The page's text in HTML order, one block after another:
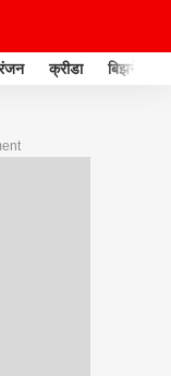
क्रीडा बिझनेस